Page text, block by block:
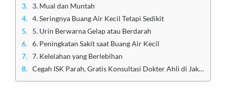
3. Mual dan Muntah
4. Seringnya Buang Air Kecil Tetapi Sedikit
5. Urin Berwarna Gelap atau Berdarah
6. Peningkatan Sakit saat Buang Air Kecil
7. Kelelahan yang Berlebihan
Cegah ISK Parah, Gratis Konsultasi Dokter Ahli di Jakarta